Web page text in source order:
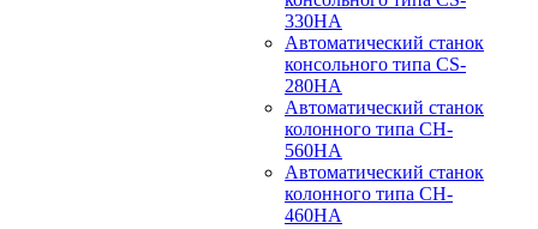
330HA
Автоматический станок
консольного типа CS-
280HA
Автоматический станок
колонного типа CH-
560HA
Автоматический станок
колонного типа CH-
460HA